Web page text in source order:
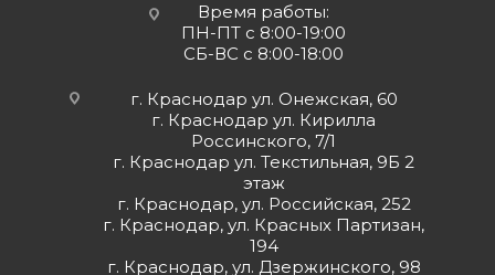
Время работы:
ПН-ПТ с 8:00-19:00
СБ-ВС с 8:00-18:00
г. Краснодар ул. Онежская, 60
г. Краснодар ул. Кирилла
Россинского, 7/1
г. Краснодар ул. Текстильная, 9Б 2
этаж
г. Краснодар, ул. Российская, 252
г. Краснодар, ул. Красных Партизан,
194
г. Краснодар, ул. Дзержинского, 98